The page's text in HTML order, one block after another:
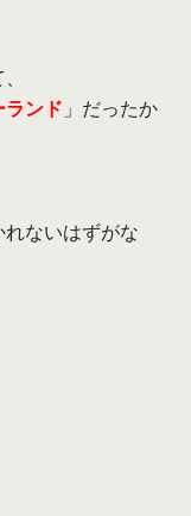
ランド 」だったか
れないはずがな